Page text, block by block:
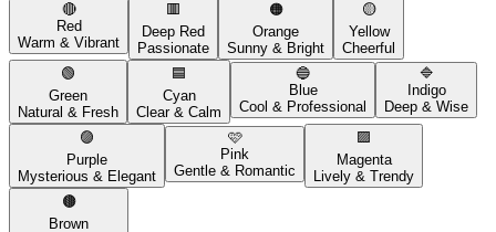
🔴
Red
Warm & Vibrant
🟥
Deep Red
Passionate
🟠
Orange
Sunny & Bright
🟡
Yellow
Cheerful
🟢
Green
Natural & Fresh
🟦
Cyan
Clear & Calm
🔵
Blue
Cool & Professional
🔷
Indigo
Deep & Wise
🟣
Purple
Mysterious & Elegant
🩷
Pink
Gentle & Romantic
🟪
Magenta
Lively & Trendy
🟤
Brown